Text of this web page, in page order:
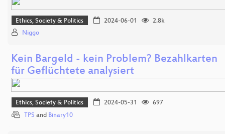
Ethics, Society & Politics 2024-06-01
2.8k
Niggo
Kein Bargeld - kein Problem? Bezahlkarten
für Geflüchtete analysiert
Ethics, Society & Politics 2024-05-31
697
TPS and Binary10